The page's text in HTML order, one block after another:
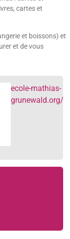
ecole-mathias-
grunewald.org/
cartes et
et boissons) et
et de vous